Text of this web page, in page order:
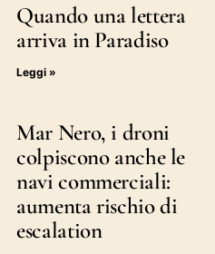
Quando una lettera
arriva in Paradiso
Leggi »
Mar Nero, i droni
colpiscono anche le
navi commerciali:
aumenta rischio di
escalation